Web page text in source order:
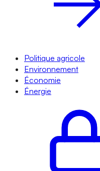
Politique agricole
Environnement
Économie
Énergie